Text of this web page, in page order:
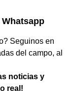
Seguinos en
del campo, al
noticias y
real!